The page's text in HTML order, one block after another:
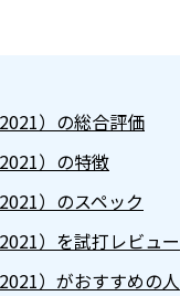
）の総合評価
）の特徴
）のスペック
）を試打レビュー
）がおすすめの人